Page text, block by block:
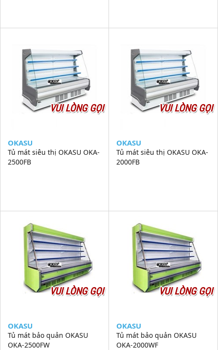
VUI LÒNG GỌI
OKASU
Tủ mát siêu thị OKASU OKA-
2500FB
VUI LÒNG GỌI
OKASU
Tủ mát siêu thị OKASU OKA-
2000FB
VUI LÒNG GỌI
OKASU
Tủ mát bảo quản OKASU
OKA-2500FW
VUI LÒNG GỌI
OKASU
Tủ mát bảo quản OKASU
OKA-2000WF